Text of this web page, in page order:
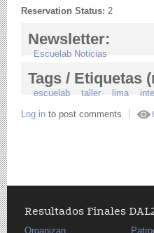
Reservation Status: 2
Newsletter:
Escuelab Noticias
Tags / Etiquetas
escuelab taller lima
Log in to post comments
Resultados Finales
Organizan